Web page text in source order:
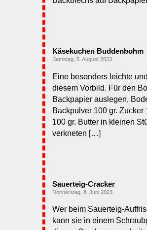
Käsekuchen Buddenbohm
Samstag, 5. August 2023
Eine besonders leichte
diesem Vorbild. Für den
Backpapier auslegen,
Backpulver 100 gr.
100 gr. Butter in kleinen
verkneten […]
Sauerteig-Cracker
Donnerstag, 8. Juni 2023
Wer beim Sauerteig-
kann sie in einem